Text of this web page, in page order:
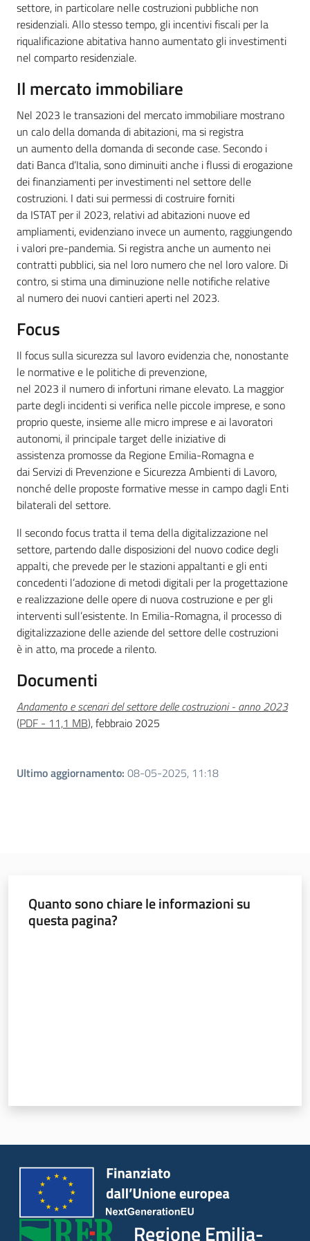
settore, in particolare nelle costruzioni pubbliche non
residenziali. Allo stesso tempo, gli incentivi fiscali per la
riqualificazione abitativa hanno aumentato gli investimenti
nel comparto residenziale.
Il mercato immobiliare
Nel 2023 le transazioni del mercato immobiliare mostrano
un calo della domanda di abitazioni, ma si registra
un aumento della domanda di seconde case. Secondo i
dati Banca d’Italia, sono diminuiti anche i flussi di erogazione
dei finanziamenti per investimenti nel settore delle
costruzioni. I dati sui permessi di costruire forniti
da ISTAT per il 2023, relativi ad abitazioni nuove ed
ampliamenti, evidenziano invece un aumento, raggiungendo
i valori pre-pandemia. Si registra anche un aumento nei
contratti pubblici, sia nel loro numero che nel loro valore. Di
contro, si stima una diminuzione nelle notifiche relative
al numero dei nuovi cantieri aperti nel 2023.
Focus
Il focus sulla sicurezza sul lavoro evidenzia che, nonostante
le normative e le politiche di prevenzione,
nel 2023 il numero di infortuni rimane elevato. La maggior
parte degli incidenti si verifica nelle piccole imprese, e sono
proprio queste, insieme alle micro imprese e ai lavoratori
autonomi, il principale target delle iniziative di
assistenza promosse da Regione Emilia-Romagna e
dai Servizi di Prevenzione e Sicurezza Ambienti di Lavoro,
nonché delle proposte formative messe in campo dagli Enti
bilaterali del settore.
Il secondo focus tratta il tema della digitalizzazione nel
settore, partendo dalle disposizioni del nuovo codice degli
appalti, che prevede per le stazioni appaltanti e gli enti
concedenti l’adozione di metodi digitali per la progettazione
e realizzazione delle opere di nuova costruzione e per gli
interventi sull’esistente. In Emilia-Romagna, il processo di
digitalizzazione delle aziende del settore delle costruzioni
è in atto, ma procede a rilento.
Documenti
Andamento e scenari del settore delle costruzioni - anno 2023
(PDF - 11,1 MB), febbraio 2025
Ultimo aggiornamento: 08-05-2025, 11:18
Quanto sono chiare le informazioni su
questa pagina?
Regione Emilia-